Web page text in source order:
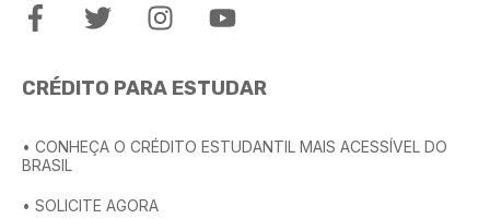
CRÉDITO PARA ESTUDAR
• CONHEÇA O CRÉDITO ESTUDANTIL MAIS ACESSÍVEL DO
BRASIL
• SOLICITE AGORA